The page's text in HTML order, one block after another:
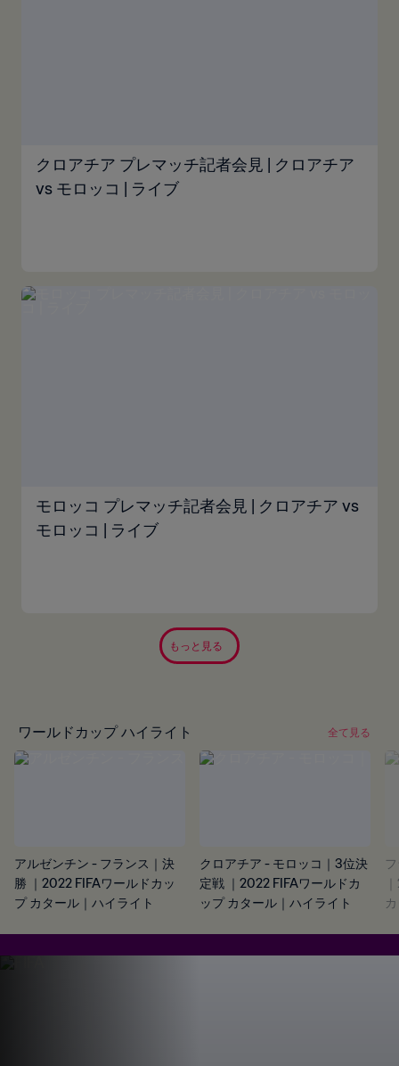
クロアチア プレマッチ記者会見 | クロアチア
vs モロッコ | ライブ
モロッコ プレマッチ記者会見 | クロアチア vs
モロッコ | ライブ
もっと見る
ワールドカップ ハイライト 全て見る
アルゼンチン - フランス｜決
勝 ｜2022 FIFAワールドカッ
プ カタール｜ハイライト
クロアチア - モロッコ｜3位決
定戦 ｜2022 FIFAワールドカ
ップ カタール｜ハイライト